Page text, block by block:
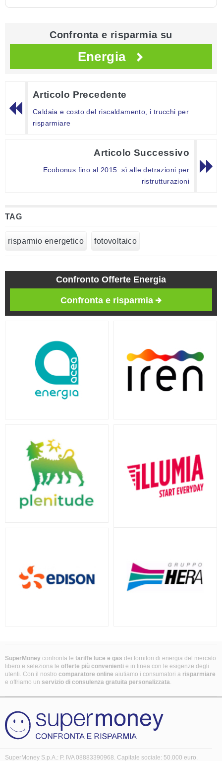
Confronta e risparmia su
Energia
Articolo Precedente
Caldaia e costo del riscaldamento, i trucchi per
risparmiare
Articolo Successivo
Ecobonus fino al 2015: sì alle detrazioni per
ristrutturazioni
TAG
risparmio energetico fotovoltaico
Confronto Offerte Energia
Confronta e risparmia
SuperMoney confronta le tariffe luce e gas dei fornitori di energia del mercato
libero e seleziona le offerte più convenienti e in linea con le esigenze degli
utenti. Con il nostro comparatore online aiutiamo i consumatori a risparmiare
e offriamo un servizio di consulenza gratuita personalizzata.
SuperMoney S.p.A.: P. IVA 08883390968. Capitale sociale: 50.000 euro.